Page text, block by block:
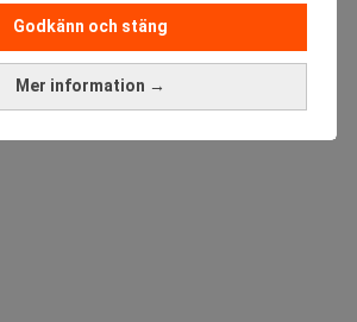
Mer information →
Godkänn och stäng